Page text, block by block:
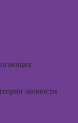
личности